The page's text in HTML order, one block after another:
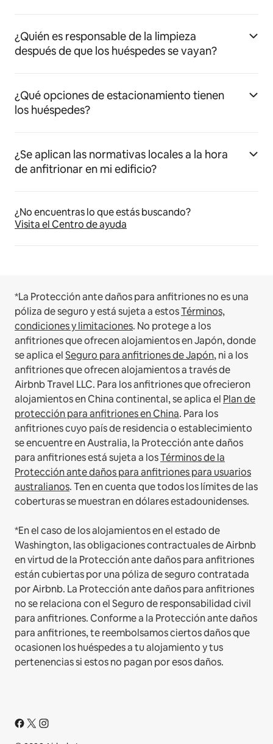
¿Quién es responsable de la limpieza
después de que los huéspedes se vayan?
¿Qué opciones de estacionamiento tienen
los huéspedes?
¿Se aplican las normativas locales a la hora
de anfitrionar en mi edificio?
¿No encuentras lo que estás buscando?
Visita el Centro de ayuda
*La Protección ante daños para anfitriones no es una
póliza de seguro y está sujeta a estosTérminos,
condiciones y limitaciones. No protege a los
anfitriones que ofrecen alojamientos en Japón, donde
se aplica elSeguro para anfitriones de Japón, ni a los
anfitriones que ofrecen alojamientos a través de
Airbnb Travel LLC. Para los anfitriones que ofrecieron
alojamientos en China continental, se aplica el Plan de
protección para anfitriones en China. Para los
anfitriones cuyo país de residencia o establecimiento
se encuentre en Australia, la Protección ante daños
para anfitriones está sujeta a losTérminos de la
Protección ante daños para anfitriones para usuarios
australianos. Ten en cuenta que todos los límites de las
coberturas se muestran en dólares estadounidenses.
*En el caso de los alojamientos en el estado de
Washington, las obligaciones contractuales de Airbnb
en virtud de la Protección ante daños para anfitriones
están cubiertas por una póliza de seguro contratada
por Airbnb. La Protección ante daños para anfitriones
no se relaciona con el Seguro de responsabilidad civil
para anfitriones. Conforme a la Protección ante daños
para anfitriones, te reembolsamos ciertos daños que
ocasionen los huéspedes a tu alojamiento y tus
pertenencias si estos no pagan por esos daños.